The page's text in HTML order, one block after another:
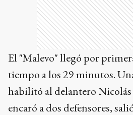
El "Malevo" llegó por
tiempo a los 29 minutos.
habilitó al delantero Nicolás
encaró a dos defensores,